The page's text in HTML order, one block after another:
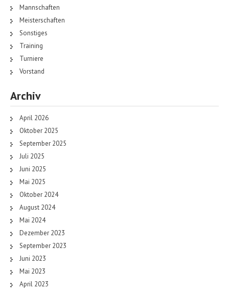
Mannschaften
Meisterschaften
Sonstiges
Training
Turniere
Vorstand
Archiv
April 2026
Oktober 2025
September 2025
Juli 2025
Juni 2025
Mai 2025
Oktober 2024
August 2024
Mai 2024
Dezember 2023
September 2023
Juni 2023
Mai 2023
April 2023